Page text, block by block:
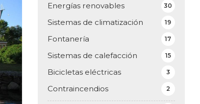
Energías renovables 30
Sistemas de climatización 19
Fontanería 17
Sistemas de calefacción 15
Bicicletas eléctricas 3
Contraincendios 2